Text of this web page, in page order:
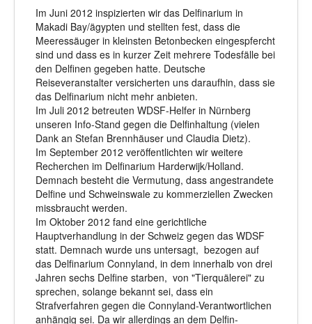
Im Juni 2012 inspizierten wir das Delfinarium in
Makadi Bay/ägypten und stellten fest, dass die
Meeressäuger in kleinsten Betonbecken eingespfercht
sind und dass es in kurzer Zeit mehrere Todesfälle bei
den Delfinen gegeben hatte. Deutsche
Reiseveranstalter versicherten uns daraufhin, dass sie
das Delfinarium nicht mehr anbieten.
Im Juli 2012 betreuten WDSF-Helfer in Nürnberg
unseren Info-Stand gegen die Delfinhaltung (vielen
Dank an Stefan Brennhäuser und Claudia Dietz).
Im September 2012 veröffentlichten wir weitere
Recherchen im Delfinarium Harderwijk/Holland.
Demnach besteht die Vermutung, dass angestrandete
Delfine und Schweinswale zu kommerziellen Zwecken
missbraucht werden.
Im Oktober 2012 fand eine gerichtliche
Hauptverhandlung in der Schweiz gegen das WDSF
statt. Demnach wurde uns untersagt, bezogen auf
das Delfinarium Connyland, in dem innerhalb von drei
Jahren sechs Delfine starben, von "Tierquälerei" zu
sprechen, solange bekannt sei, dass ein
Strafverfahren gegen die Connyland-Verantwortlichen
anhängig sei. Da wir allerdings an dem Delfin-